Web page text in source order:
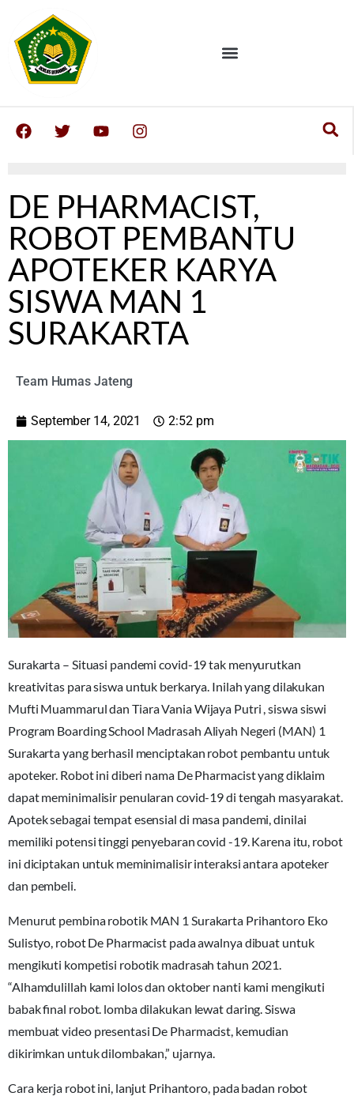
DE PHARMACIST,
ROBOT PEMBANTU
APOTEKER KARYA
SISWA MAN 1
SURAKARTA
Team Humas Jateng
September 14, 2021 2:52 pm
Surakarta – Situasi pandemi covid-19 tak menyurutkan
kreativitas para siswa untuk berkarya. Inilah yang dilakukan
Mufti Muammarul dan Tiara Vania Wijaya Putri , siswa siswi
Program Boarding School Madrasah Aliyah Negeri (MAN) 1
Surakarta yang berhasil menciptakan robot pembantu untuk
apoteker. Robot ini diberi nama De Pharmacist yang diklaim
dapat meminimalisir penularan covid-19 di tengah masyarakat.
Apotek sebagai tempat esensial di masa pandemi, dinilai
memiliki potensi tinggi penyebaran covid -19. Karena itu, robot
ini diciptakan untuk meminimalisir interaksi antara apoteker
dan pembeli.
Menurut pembina robotik MAN 1 Surakarta Prihantoro Eko
Sulistyo, robot De Pharmacist pada awalnya dibuat untuk
mengikuti kompetisi robotik madrasah tahun 2021.
“Alhamdulillah kami lolos dan oktober nanti kami mengikuti
babak final robot. lomba dilakukan lewat daring. Siswa
membuat video presentasi De Pharmacist, kemudian
dikirimkan untuk dilombakan,” ujarnya.
Cara kerja robot ini, lanjut Prihantoro, pada badan robot